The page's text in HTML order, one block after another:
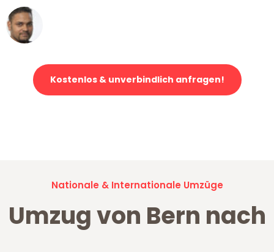
Kostenlos & unverbindlich anfragen!
Nationale & Internationale Umzüge
Umzug von Bern nach